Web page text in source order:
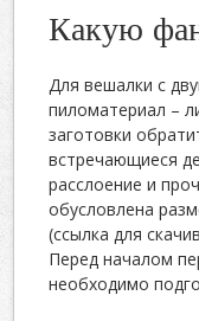
Какую
Для вешалки с
пиломатериал –
заготовки
встречающиеся
расслоение и
обусловлена
(ссылка для
Перед началом
необходимо